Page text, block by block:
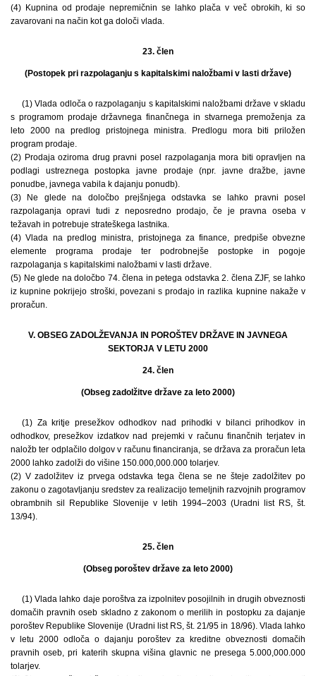
(4) Kupnina od prodaje nepremičnin se lahko plača v več obrokih, ki so
zavarovani na način kot ga določi vlada.
23. člen
(Postopek pri razpolaganju s kapitalskimi naložbami v lasti države)
(1) Vlada odloča o razpolaganju s kapitalskimi naložbami države v skladu
s programom prodaje državnega finančnega in stvarnega premoženja za
leto 2000 na predlog pristojnega ministra. Predlogu mora biti priložen
program prodaje.
(2) Prodaja oziroma drug pravni posel razpolaganja mora biti opravljen na
podlagi ustreznega postopka javne prodaje (npr. javne dražbe, javne
ponudbe, javnega vabila k dajanju ponudb).
(3) Ne glede na določbo prejšnjega odstavka se lahko pravni posel
razpolaganja opravi tudi z neposredno prodajo, če je pravna oseba v
težavah in potrebuje strateškega lastnika.
(4) Vlada na predlog ministra, pristojnega za finance, predpiše obvezne
elemente programa prodaje ter podrobnejše postopke in pogoje
razpolaganja s kapitalskimi naložbami v lasti države.
(5) Ne glede na določbo 74. člena in petega odstavka 2. člena ZJF, se lahko
iz kupnine pokrijejo stroški, povezani s prodajo in razlika kupnine nakaže v
proračun.
V. OBSEG ZADOLŽEVANJA IN POROŠTEV DRŽAVE IN JAVNEGA
SEKTORJA V LETU 2000
24. člen
(Obseg zadolžitve države za leto 2000)
(1) Za kritje presežkov odhodkov nad prihodki v bilanci prihodkov in
odhodkov, presežkov izdatkov nad prejemki v računu finančnih terjatev in
naložb ter odplačilo dolgov v računu financiranja, se država za proračun leta
2000 lahko zadolži do višine 150.000,000.000 tolarjev.
(2) V zadolžitev iz prvega odstavka tega člena se ne šteje zadolžitev po
zakonu o zagotavljanju sredstev za realizacijo temeljnih razvojnih programov
obrambnih sil Republike Slovenije v letih 1994–2003 (Uradni list RS, št.
13/94).
25. člen
(Obseg poroštev države za leto 2000)
(1) Vlada lahko daje poroštva za izpolnitev posojilnih in drugih obveznosti
domačih pravnih oseb skladno z zakonom o merilih in postopku za dajanje
poroštev Republike Slovenije (Uradni list RS, št. 21/95 in 18/96). Vlada lahko
v letu 2000 odloča o dajanju poroštev za kreditne obveznosti domačih
pravnih oseb, pri katerih skupna višina glavnic ne presega 5.000,000.000
tolarjev.